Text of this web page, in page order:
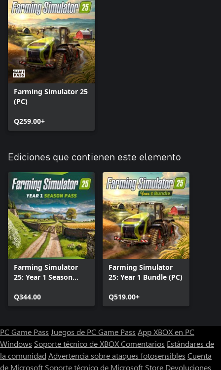
Farming Simulator 25
(PC)
Q259.00+
Ediciones que contienen este elemento
Farming Simulator
25: Year 1 Season
Q344.00
Farming Simulator
25: Year 1 Bundle (PC)
Q519.00+
PC Game Pass Juegos de PC Game Pass App XBOX en PC
Windows Soporte técnico de XBOXComentarios Estándares de
la comunidad Advertencia sobre ataques fotosensibles Cuenta
de Microsoft Soporte técnico de Microsoft Store Devoluciones